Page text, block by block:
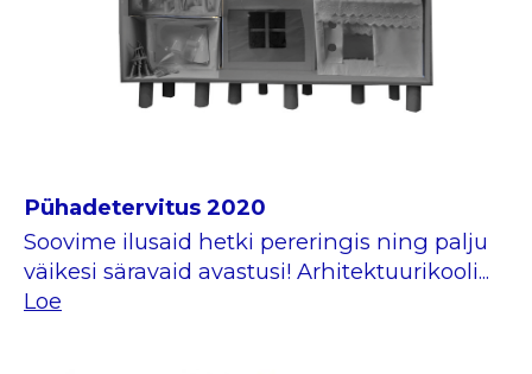
Pühadetervitus 2020
Soovime ilusaid hetki pereringis ning palju
väikesi säravaid avastusi! Arhitektuurikooli...
Loe